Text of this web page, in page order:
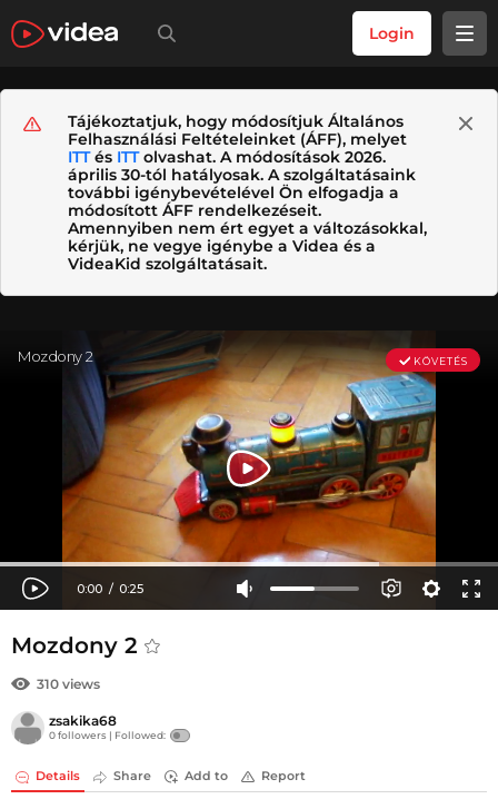
Login
Tájékoztatjuk, hogy módosítjuk Általános
Felhasználási Feltételeinket (ÁFF), melyet
ITTés ITTolvashat. A módosítások 2026.
április 30-tól hatályosak. A szolgáltatásaink
további igénybevételével Ön elfogadja a
módosított ÁFF rendelkezéseit.
Amennyiben nem ért egyet a változásokkal,
kérjük, ne vegye igénybe a Videa és a
VideaKid szolgáltatásait.
Mozdony 2
310 views
zsakika68
0 followers | Followed:
Details Share Add to Report